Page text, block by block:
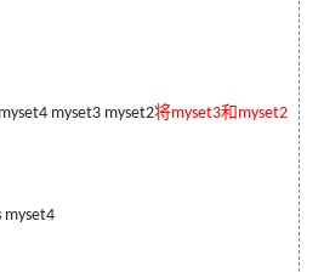
myset3 myset2将myset3和 myset2
myset4